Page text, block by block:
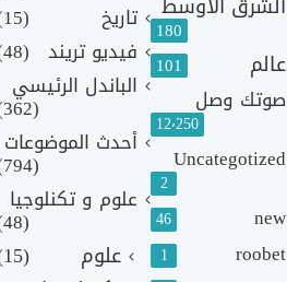
180
عالم 101
صوتك وصل
12٬250
Uncategotized
2
new
46
roobet
1
تاريخ
(15)
فيديو تريند (48)
الباندل الرئيسي
(362)
أحدث الموضوعات
(794)
علوم و تكنلوجيا
(48)
علوم
(15)